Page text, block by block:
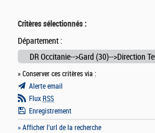
Critères sélectionnés :
Département :
DR Occitanie-->Gard (30)-->Direction
» Conserver ces critères via :
Alerte email
Flux RSS
Enregistrement
» Afficher l'url de la recherche